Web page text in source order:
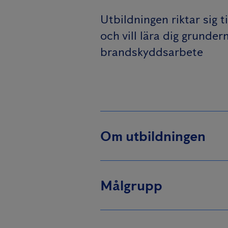
Utbildningen riktar sig
och vill lära dig
brandskyddsarbete
Om utbildningen
Målgrupp